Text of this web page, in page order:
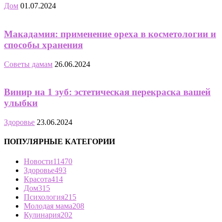
Дом 01.07.2024
Макадамия: применение ореха в косметологии и
способы хранения
Советы дамам 26.06.2024
Винир на 1 зуб: эстетическая перекраска вашей
улыбки
Здоровье 23.06.2024
ПОПУЛЯРНЫЕ КАТЕГОРИИ
Новости11470
Здоровье493
Красота414
Дом315
Психология215
Молодая мама208
Кулинария202